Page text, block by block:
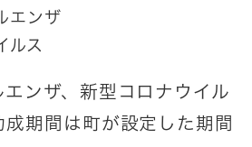
エンザ
ルス
ンザ、新型コロナウイル
期間は町が設定した期間